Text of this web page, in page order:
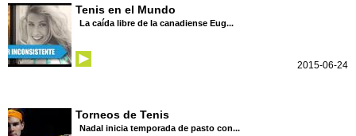
Tenis en el Mundo
La caída libre de la canadiense Eug...
2015-06-24
Torneos de Tenis
Nadal inicia temporada de pasto con...